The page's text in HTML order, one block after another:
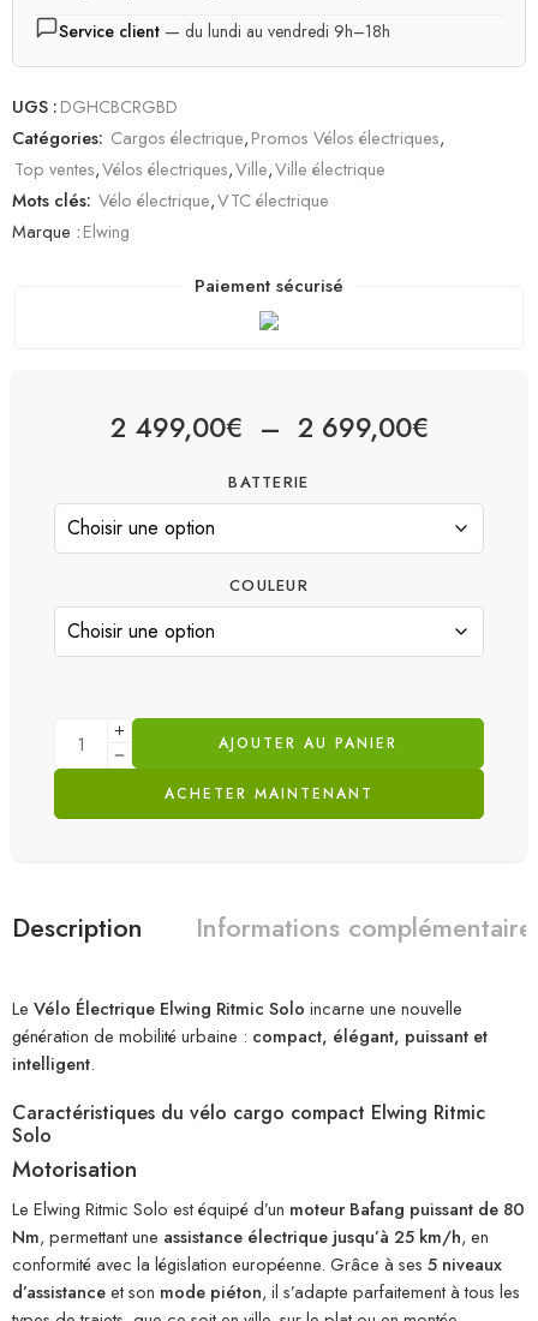
Service client — du lundi au vendredi 9h–18h
UGS :DGHCBCRGBD
Catégories: Cargos électrique,Promos Vélos électriques,
Top ventes,Vélos électriques,Ville,Ville électrique
Mots clés: Vélo électrique,VTC électrique
Marque :Elwing
Paiement sécurisé
2 499,00€ – 2 699,00€
BATTERIE
COULEUR
AJOUTER AU PANIER
ACHETER MAINTENANT
Description Informations
Le Vélo Électrique Elwing Ritmic Solo incarne une nouvelle
génération de mobilité urbaine : compact, élégant, puissant et
intelligent.
Caractéristiques du vélo cargo compact Elwing Ritmic
Solo
Motorisation
Le Elwing Ritmic Solo est équipé d’un moteur Bafang puissant de 80
Nm, permettant une assistance électrique jusqu’à 25 km/h, en
conformité avec la législation européenne. Grâce à ses 5 niveaux
d’assistanceet son mode piéton, il s’adapte parfaitement à tous les